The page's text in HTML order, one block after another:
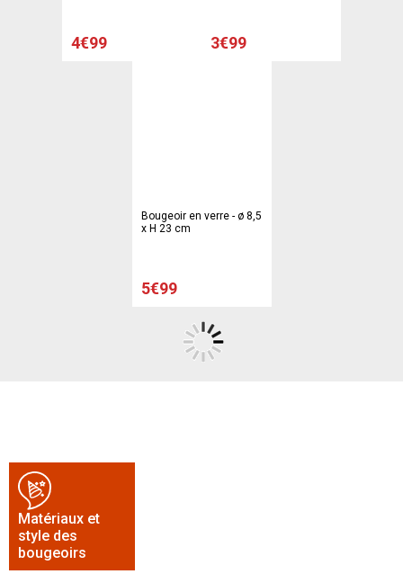
4€99 3€99
Bougeoir en verre - ø 8,5
x H 23 cm
5€99
Matériaux et
style des
bougeoirs